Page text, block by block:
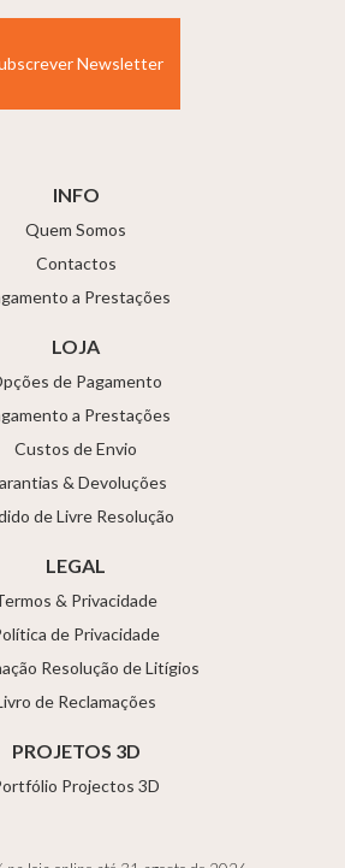
INFO
Quem Somos
Contactos
a Prestações
LOJA
de Pagamento
a Prestações
Custos de Envio
& Devoluções
de Livre Resolução
LEGAL
& Privacidade
de Privacidade
Resolução de Litígios
de Reclamações
PROJETOS 3D
Projectos 3D